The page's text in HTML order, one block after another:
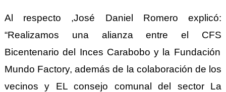
Al respecto ,José Daniel Romero explicó:
“Realizamos una alianza entre el CFS
Bicentenario del Inces Carabobo y la Fundación
Mundo Factory, además de la colaboración de los
vecinos y ELconsejo comunal del sector La